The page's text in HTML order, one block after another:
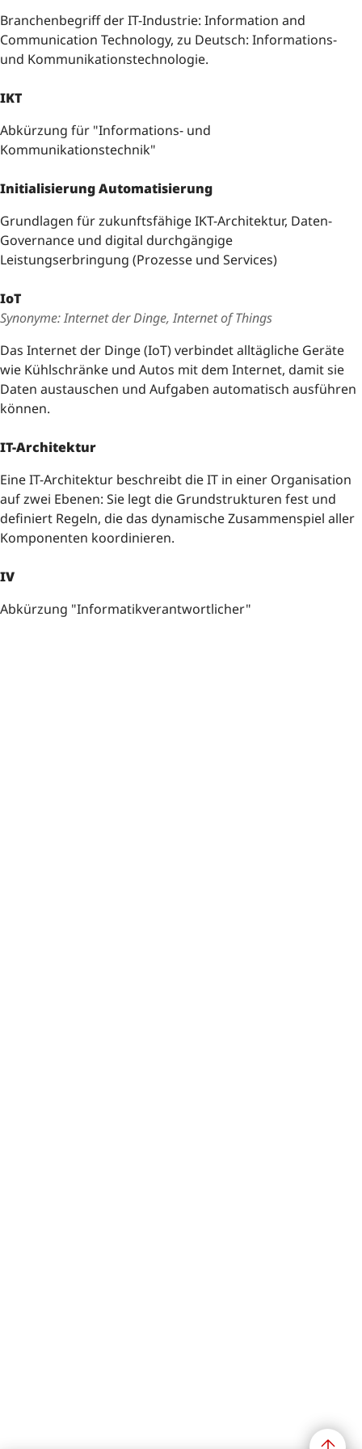
Transformationsprojekte
CC Digitale Verwaltung
Services
Glossar
Branchenbegriff der IT-Industrie: Information and
Communication Technology, zu Deutsch: Informations-
und Kommunikationstechnologie.
IKT
Abkürzung für "Informations- und
Kommunikationstechnik"
Initialisierung Automatisierung
Grundlagen für zukunftsfähige IKT-Architektur, Daten-
Governance und digital durchgängige
Leistungserbringung (Prozesse und Services)
IoT
Synonyme: Internet der Dinge, Internet of Things
Das Internet der Dinge (IoT) verbindet alltägliche Geräte
wie Kühlschränke und Autos mit dem Internet, damit sie
Daten austauschen und Aufgaben automatisch ausführen
können.
IT-Architektur
Eine IT-Architektur beschreibt die IT in einer Organisation
auf zwei Ebenen: Sie legt die Grundstrukturen fest und
definiert Regeln, die das dynamische Zusammenspiel aller
Komponenten koordinieren.
IV
Abkürzung "Informatikverantwortlicher"